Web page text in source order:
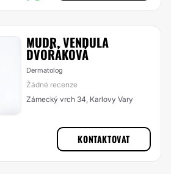
MUDR. VENDULA
DVOŘÁKOVÁ
Dermatolog
Žádné recenze
Zámecký vrch 34, Karlovy Vary
KONTAKTOVAT